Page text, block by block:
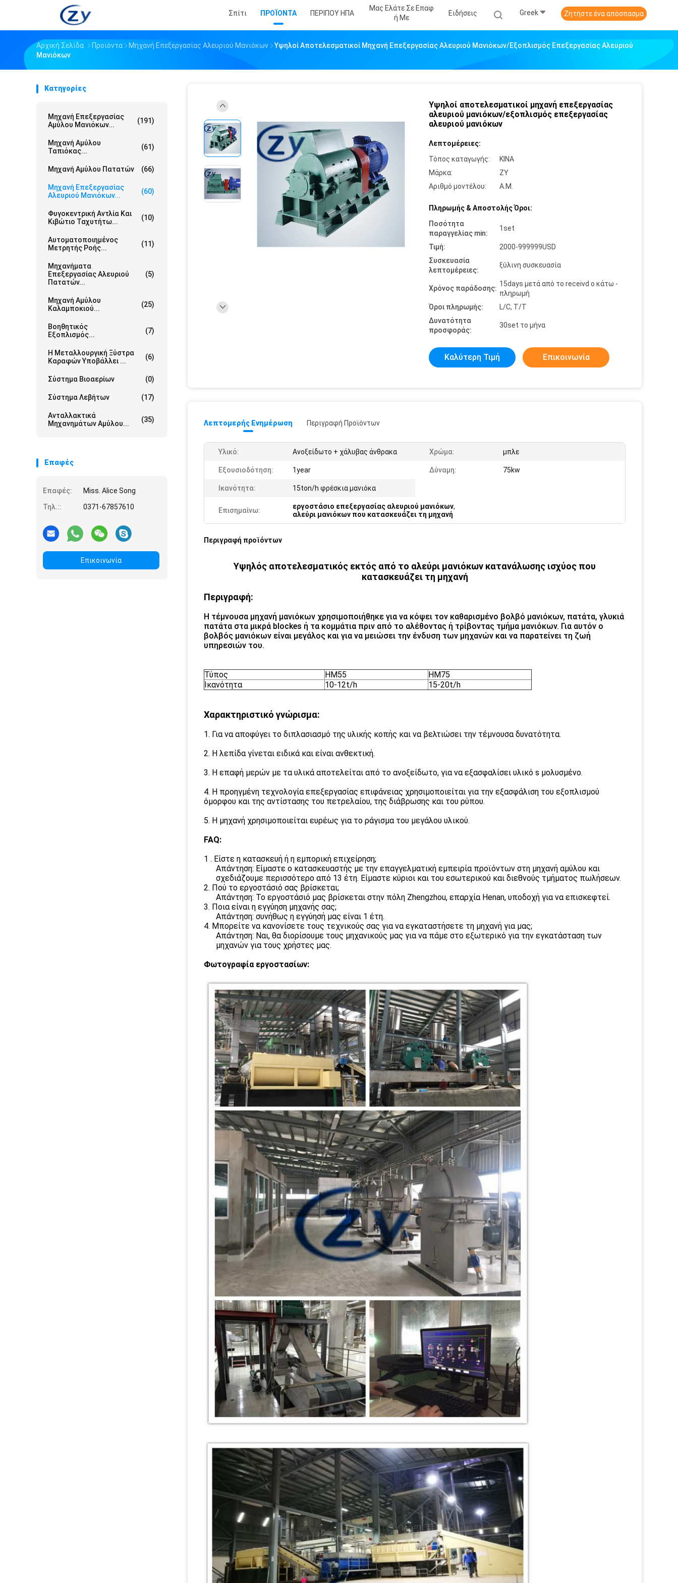
Σπίτι ΠΡΟΪΟΝΤΑ ΠΕΡΙΠΟΥ ΗΠΑ
Μας Ελάτε Σε Επαφ
Ή Με
Ειδήσεις Greek Ζητήστε ένα απόσπασμα
Αρχική Σελίδα Προϊόντα Μηχανή Επεξεργασίας Αλευριού Μανιόκων
Υψηλοί Αποτελεσματικοί Μηχανή Επεξεργασίας Αλευριού Μανιόκων/εξοπλισμός Επεξεργασίας Αλευριού
Μανιόκων
Κατηγορίες
Μηχανή Επεξεργασίας
Αμύλου Μανιόκων...
(191)
Μηχανή Αμύλου
Ταπιόκας...
(61)
Μηχανή Αμύλου Πατατών (66)
Μηχανή Επεξεργασίας
Αλευριού Μανιόκων...
(60)
Φυγοκεντρική Αντλία Και
Κιβώτιο Ταχυτήτω...
(10)
Αυτοματοποιημένος
Μετρητής Ροής...
(11)
Μηχανήματα
Επεξεργασίας Αλευριού
Πατατών...
(5)
Μηχανή Αμύλου
Καλαμποκιού...
(25)
Βοηθητικός
Εξοπλισμός...
(7)
Η Μεταλλουργική Ξύστρα
Καραφών Υποβάλλει ...
(6)
Σύστημα Βιοαερίων (0)
Σύστημα Λεβήτων (17)
Ανταλλακτικά
Μηχανημάτων Αμύλου...
(35)
Επαφές
Επαφές:
Miss. Alice Song
Τηλ.::
0371-67857610
Επικοινωνία
Υψηλοί αποτελεσματικοί μηχανή επεξεργασίας
αλευριού μανιόκων/εξοπλισμός επεξεργασίας
αλευριού μανιόκων
Λεπτομέρειες:
Τόπος καταγωγής:
ΚΙΝΑ
Μάρκα:
ZY
Αριθμό μοντέλου:
Α.Μ.
Πληρωμής & Αποστολής Όροι:
Ποσότητα
παραγγελίας min:
1set
Τιμή:
2000-999999USD
Συσκευασία
λεπτομέρειες:
ξύλινη συσκευασία
Χρόνος παράδοσης:
15days μετά από το receivd ο κάτω -
πληρωμή
Όροι πληρωμής:
L/C, T/T
Δυνατότητα
προσφοράς:
30set το μήνα
Καλύτερη Τιμή Επικοινωνία
Λεπτομερής Ενημέρωση Περιγραφή Προϊόντων
Υλικό: Ανοξείδωτο + χάλυβας άνθρακα Χρώμα: μπλε
Εξουσιοδότηση: 1year Δύναμη: 75kw
Ικανότητα: 15ton/h φρέσκια μανιόκα
Επισημαίνω: εργοστάσιο επεξεργασίας αλευριού μανιόκων,
αλεύρι μανιόκων που κατασκευάζει τη μηχανή
Περιγραφή προϊόντων
Υψηλός αποτελεσματικός εκτός από το αλεύρι μανιόκων κατανάλωσης ισχύος που
κατασκευάζει τη μηχανή
Περιγραφή:
Η τέμνουσα μηχανή μανιόκων χρησιμοποιήθηκε για να κόψει τον καθαρισμένο βολβό μανιόκων, πατάτα, γλυκιά
πατάτα στα μικρά blockes ή τα κομμάτια πριν από το αλέθοντας ή τρίβοντας τμήμα μανιόκων. Για αυτόν ο
βολβός μανιόκων είναι μεγάλος και για να μειώσει την ένδυση των μηχανών και να παρατείνει τη ζωή
υπηρεσιών του.
Τύπος HM55
HM75
Ικανότητα
10-12t/h 15-20t/h
Χαρακτηριστικό γνώρισμα:
1. Για να αποφύγει το διπλασιασμό της υλικής κοπής και να βελτιώσει την τέμνουσα δυνατότητα.
2. Η λεπίδα γίνεται ειδικά και είναι ανθεκτική.
3. Η επαφή μερών με τα υλικά αποτελείται από το ανοξείδωτο, για να εξασφαλίσει υλικό s μολυσμένο.
4. Η προηγμένη τεχνολογία επεξεργασίας επιφάνειας χρησιμοποιείται για την εξασφάλιση του εξοπλισμού
όμορφου και της αντίστασης του πετρελαίου, της διάβρωσης και του ρύπου.
5. Η μηχανή χρησιμοποιείται ευρέως για το ράγισμα του μεγάλου υλικού.
FAQ:
1 . Είστε η κατασκευή ή η εμπορική επιχείρηση;
Απάντηση: Είμαστε ο κατασκευαστής με την επαγγελματική εμπειρία προϊόντων στη μηχανή αμύλου και
σχεδιάζουμε περισσότερο από 13 έτη. Είμαστε κύριοι και του εσωτερικού και διεθνούς τμήματος πωλήσεων.
2. Πού το εργοστάσιό σας βρίσκεται;
Απάντηση: Το εργοστάσιό μας βρίσκεται στην πόλη Zhengzhou, επαρχία Henan, υποδοχή για να επισκεφτεί.
3. Ποια είναι η εγγύηση μηχανής σας;
Απάντηση: συνήθως η εγγύησή μας είναι 1 έτη.
4. Μπορείτε να κανονίσετε τους τεχνικούς σας για να εγκαταστήσετε τη μηχανή για μας;
Απάντηση: Ναι, θα διορίσουμε τους μηχανικούς μας για να πάμε στο εξωτερικό για την εγκατάσταση των
μηχανών για τους χρήστες μας.
Φωτογραφία εργοστασίων: